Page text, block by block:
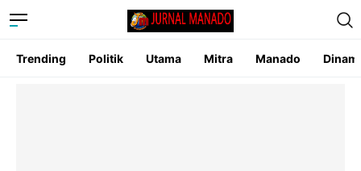
Trending Politik Utama Mitra Manado